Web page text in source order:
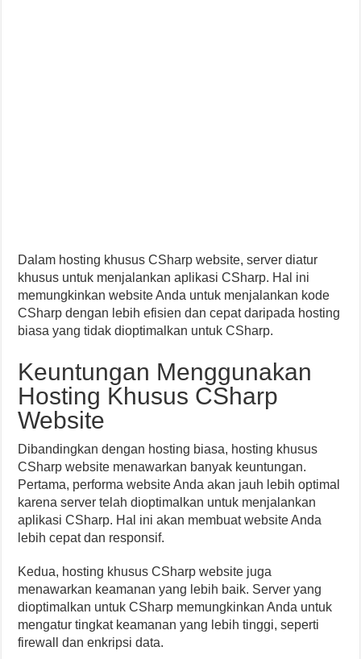
Dalam hosting khusus CSharp website, server diatur
khusus untuk menjalankan aplikasi CSharp. Hal ini
memungkinkan website Anda untuk menjalankan kode
CSharp dengan lebih efisien dan cepat daripada hosting
biasa yang tidak dioptimalkan untuk CSharp.
Keuntungan Menggunakan
Hosting Khusus CSharp
Website
Dibandingkan dengan hosting biasa, hosting khusus
CSharp website menawarkan banyak keuntungan.
Pertama, performa website Anda akan jauh lebih optimal
karena server telah dioptimalkan untuk menjalankan
aplikasi CSharp. Hal ini akan membuat website Anda
lebih cepat dan responsif.
Kedua, hosting khusus CSharp website juga
menawarkan keamanan yang lebih baik. Server yang
dioptimalkan untuk CSharp memungkinkan Anda untuk
mengatur tingkat keamanan yang lebih tinggi, seperti
firewall dan enkripsi data.